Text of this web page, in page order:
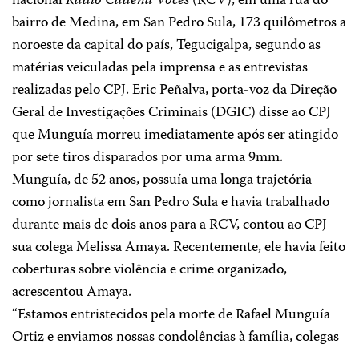
bairro de Medina, em San Pedro Sula, 173 quilômetros a
noroeste da capital do país, Tegucigalpa, segundo as
matérias veiculadas pela imprensa e as entrevistas
realizadas pelo CPJ.Eric Peñalva, porta-voz da Direção
Geral de Investigações Criminais (DGIC) disse ao CPJ
que Munguía morreu imediatamente após ser atingido
por sete tiros disparados por uma arma 9mm.
Munguía, de 52 anos, possuía uma longa trajetória
como jornalista em San Pedro Sula e havia trabalhado
durante mais de dois anos para a RCV, contou ao CPJ
sua colega Melissa Amaya.Recentemente, ele havia feito
coberturas sobre violência e crime organizado,
acrescentou Amaya.
“Estamos entristecidos pela morte de Rafael Munguía
Ortiz e enviamos nossas condolências à família, colegas